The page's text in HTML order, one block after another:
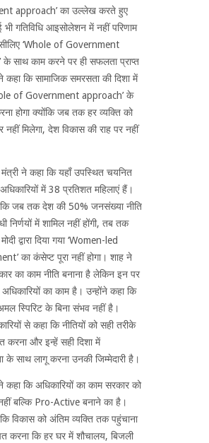
approach’ का उल्लेख करते हुए
भी गतिविधि आइसोलेशन में नहीं परिणाम
‘Whole of Government
के साथ काम करने पर ही सफलता प्राप्त
कहा कि सामाजिक समरसता की दिशा में
of Government approach’ के
होगा क्योंकि जब तक हर व्यक्ति को
मिलेगा, देश विकास की राह पर नहीं
ने कहा कि यहाँ उपस्थित चयनित
में 38 प्रतिशत महिलाएं हैं।
कि जब तक देश की 50% जनसंख्या नीति
निर्णयों में शामिल नहीं होंगी, तब तक
द्वारा दिया गया ‘Women-led
का कंसेप्ट पूरा नहीं होगा। शाह ने
का काम नीति बनाना है लेकिन इन पर
का काम है। उन्होंने कहा कि
स्पिरिट के बिना संभव नहीं है।
से कहा कि नीतियों को सही तरीके
करना और इन्हें सही दिशा में
के साथ लागू करना उनकी जिम्मेदारी है।
कहा कि अधिकारियों का काम सरकार को
बल्कि Pro-Active बनाने का है।
विकास को अंतिम व्यक्ति तक पहुंचाना
करना कि हर घर में शौचालय, बिजली